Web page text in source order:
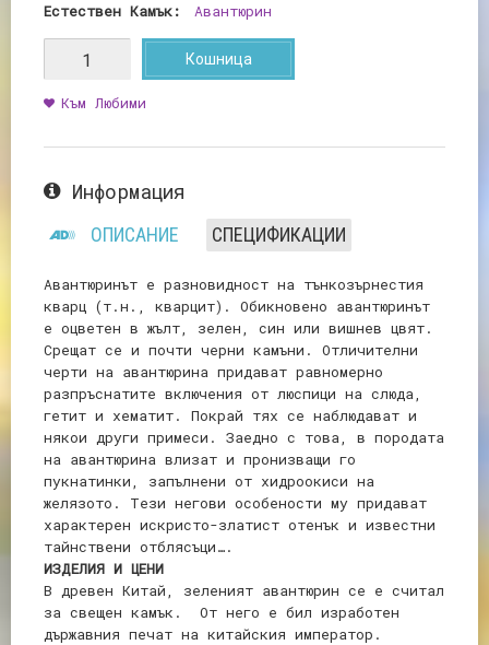
Естествен Камък:
Авантюрин
Кошница
Към Любими
Информация
ОПИСАНИЕ СПЕЦИФИКАЦИИ
Авантюринът е разновидност на тънкозърнестия
кварц (т.н., кварцит). Обикновено авантюринът
е оцветен в жълт, зелен, син или вишнев цвят.
Срещат се и почти черни камъни. Отличителни
черти на авантюрина придават равномерно
разпръснатите включения от люспици на слюда,
гетит и хематит. Покрай тях се наблюдават и
някои други примеси. Заедно с това, в породата
на авантюрина влизат и пронизващи го
пукнатинки, запълнени от хидроокиси на
желязото. Тези негови особености му придават
характерен искристо-златист отенък и известни
тайнствени отблясъци….
ИЗДЕЛИЯ И ЦЕНИ
В древен Китай, зеленият авантюрин се е считал
за свещен камък. От него е бил изработен
държавния печат на китайския император.